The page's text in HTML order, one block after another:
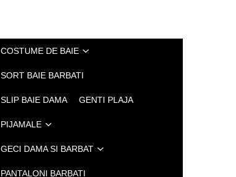
COSTUME DE BAIE
SORT BAIE BARBATI
SLIP BAIE DAMA GENTI PLAJA
PIJAMALE
GECI DAMA SI BARBAT
PANTALONI BARBATI